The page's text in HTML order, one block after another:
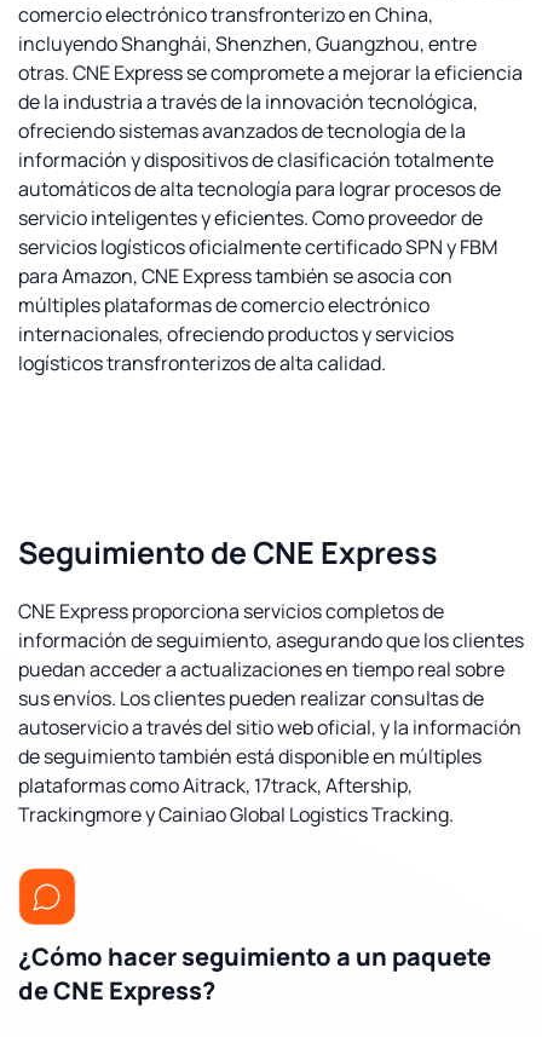
comercio electrónico transfronterizo en China,
incluyendo Shanghái, Shenzhen, Guangzhou, entre
otras. CNE Express se compromete a mejorar la eficiencia
de la industria a través de la innovación tecnológica,
ofreciendo sistemas avanzados de tecnología de la
información y dispositivos de clasificación totalmente
automáticos de alta tecnología para lograr procesos de
servicio inteligentes y eficientes. Como proveedor de
servicios logísticos oficialmente certificado SPN y FBM
para Amazon, CNE Express también se asocia con
múltiples plataformas de comercio electrónico
internacionales, ofreciendo productos y servicios
logísticos transfronterizos de alta calidad.
Seguimiento de CNE Express
CNE Express proporciona servicios completos de
información de seguimiento, asegurando que los clientes
puedan acceder a actualizaciones en tiempo real sobre
sus envíos. Los clientes pueden realizar consultas de
autoservicio a través del sitio web oficial, y la información
de seguimiento también está disponible en múltiples
plataformas como Aitrack, 17track, Aftership,
Trackingmore y Cainiao Global Logistics Tracking.
¿Cómo hacer seguimiento a un paquete
de CNE Express?